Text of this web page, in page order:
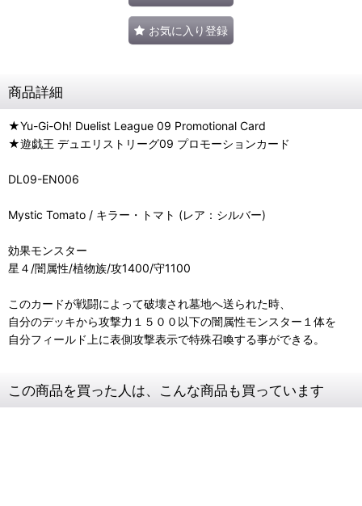
お気に入り登録
商品詳細
★Yu-Gi-Oh! Duelist League 09 Promotional Card
★遊戯王 デュエリストリーグ09 プロモーションカード
DL09-EN006
Mystic Tomato / キラー・トマト (レア：シルバー)
効果モンスター
星４/闇属性/植物族/攻1400/守1100
このカードが戦闘によって破壊され墓地へ送られた時、
自分のデッキから攻撃力１５００以下の闇属性モンスター１体を
自分フィールド上に表側攻撃表示で特殊召喚する事ができる。
この商品を買った人は、こんな商品も買っています